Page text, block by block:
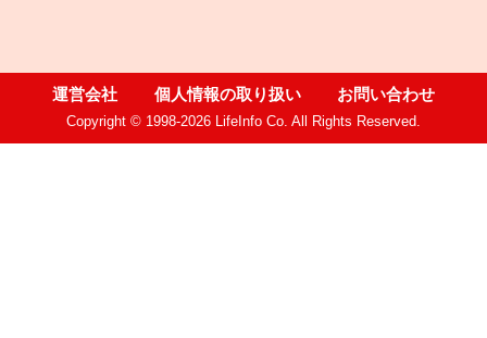
運営会社 個人情報の取り扱い お問い合わせ
Copyright © 1998-2026 LifeInfo Co. All Rights Reserved.